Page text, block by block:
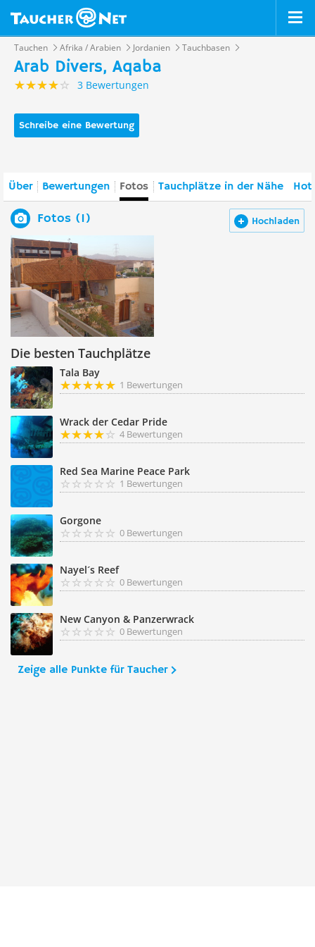
Tauchen Afrika / Arabien Jordanien Tauchbasen
Arab Divers, Aqaba
3 Bewertungen
Schreibe eine Bewertung
Über Bewertungen Fotos Tauchplätze in der Nähe
Hochladen
Fotos (1)
Die besten Tauchplätze
Tala Bay
1 Bewertungen
Wrack der Cedar Pride
4 Bewertungen
Red Sea Marine Peace Park
1 Bewertungen
Gorgone
0 Bewertungen
Nayel´s Reef
0 Bewertungen
New Canyon & Panzerwrack
0 Bewertungen
Zeige alle Punkte für Taucher